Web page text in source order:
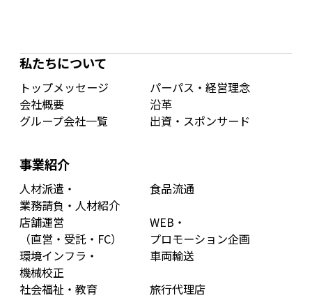
私たちについて
トップメッセージ
パーパス・経営理念
会社概要
沿革
グループ会社一覧
出資・スポンサード
事業紹介
人材派遣・
業務請負・人材紹介
食品流通
店舗運営
（直営・受託・FC）
WEB・
プロモーション企画
環境インフラ・
機械校正
車両輸送
社会福祉・教育
旅行代理店